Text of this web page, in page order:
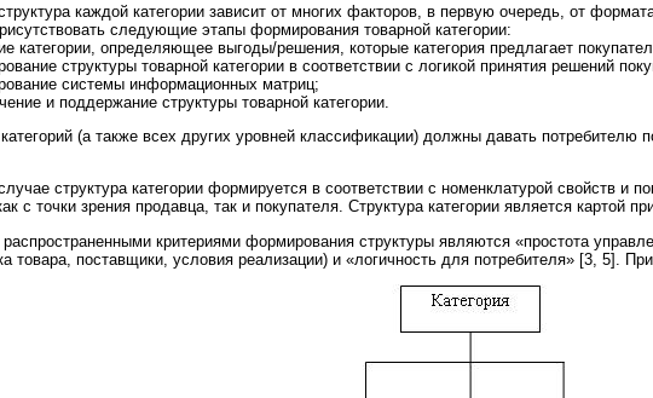
каждой категории зависит от многих факторов, в первую очередь, от
следующие этапы формирования товарной категории:
категории, определяющее выгоды/решения, которые категория предлагает
структуры товарной категории в соответствии с логикой принятия решений
системы информационных матриц;
и поддержание структуры товарной категории.
(а также всех других уровней классификации) должны давать потребителю
структура категории формируется в соответствии с номенклатурой свойств и
с точки зрения продавца, так и покупателя. Структура категории является картой
критериями формирования структуры являются «простота
товара, поставщики, условия реализации) и «логичность для потребителя» [3, 5].